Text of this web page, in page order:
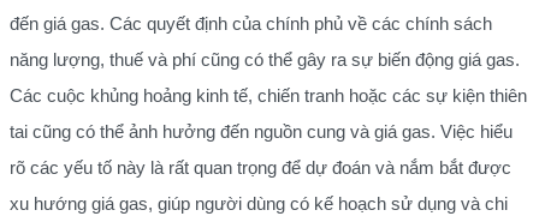
đến giá gas. Các quyết định của chính phủ về các chính sách
năng lượng, thuế và phí cũng có thể gây ra sự biến động giá gas.
Các cuộc khủng hoảng kinh tế, chiến tranh hoặc các sự kiện thiên
tai cũng có thể ảnh hưởng đến nguồn cung và giá gas. Việc hiểu
rõ các yếu tố này là rất quan trọng để dự đoán và nắm bắt được
xu hướng giá gas, giúp người dùng có kế hoạch sử dụng và chi